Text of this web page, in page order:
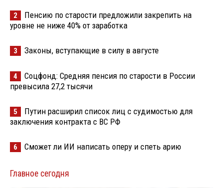
2
Пенсию по старости предложили закрепить на
уровне не ниже 40% от заработка
3 Законы, вступающие в силу в августе
4
Соцфонд: Средняя пенсия по старости в России
превысила 27,2 тысячи
5
Путин расширил список лиц с судимостью для
заключения контракта с ВС РФ
6 Сможет ли ИИ написать оперу и спеть арию
Главное сегодня